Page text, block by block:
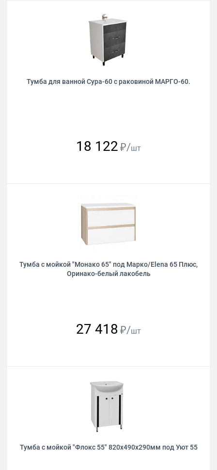
Тумба для ванной Сура-60 с раковиной МАРГО-60.
18 122 ₽/шт
Тумба с мойкой "Монако 65" под Марко/Elena 65 Плюс,
Оринако-белый лакобель
27 418 ₽/шт
Тумба с мойкой "Флокс 55" 820х490х290мм под Уют 55